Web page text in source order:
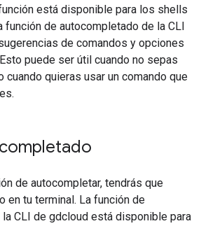
está disponible para los shells
función de autocompletado de la CLI
de comandos y opciones
puede ser útil cuando no sepas
cuando quieras usar un comando que
de autocompletar, tendrás que
en tu terminal. La función de
CLI de gdcloud está disponible para